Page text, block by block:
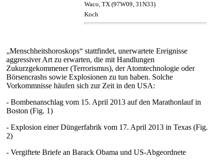
Waco, TX (97W09, 31N33)
Koch
„Menschheitshoroskops“ stattfindet, unerwartete Ereignisse
aggressiver Art zu erwarten, die mit Handlungen
Zukurzgekommener (Terrorismus), der Atomtechnologie oder
Börsencrashs sowie Explosionen zu tun haben. Solche
Vorkommnisse häufen sich zur Zeit in den USA:
- Bombenanschlag vom 15. April 2013 auf den Marathonlauf in
Boston (Fig. 1)
- Explosion einer Düngerfabrik vom 17. April 2013 in Texas (Fig.
2)
- Vergiftete Briefe an Barack Obama und US-Abgeordnete